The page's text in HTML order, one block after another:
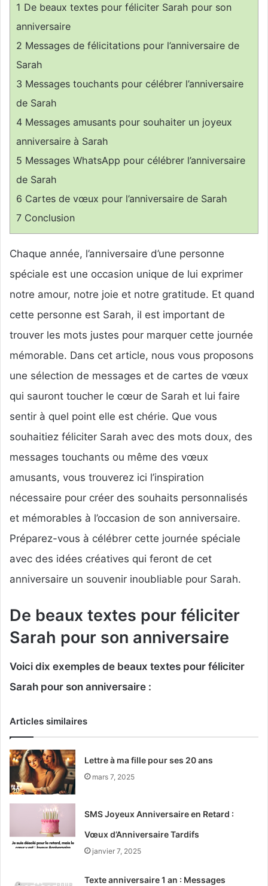
1 De beaux textes pour féliciter Sarah pour son
anniversaire
2 Messages de félicitations pour l’anniversaire de
Sarah
3 Messages touchants pour célébrer l’anniversaire
de Sarah
4 Messages amusants pour souhaiter un joyeux
anniversaire à Sarah
5 Messages WhatsApp pour célébrer l’anniversaire
de Sarah
6 Cartes de vœux pour l’anniversaire de Sarah
7 Conclusion
Chaque année, l’anniversaire d’une personne
spéciale est une occasion unique de lui exprimer
notre amour, notre joie et notre gratitude. Et quand
cette personne est Sarah, il est important de
trouver les mots justes pour marquer cette journée
mémorable. Dans cet article, nous vous proposons
une sélection de messages et de cartes de vœux
qui sauront toucher le cœur de Sarah et lui faire
sentir à quel point elle est chérie. Que vous
souhaitiez féliciter Sarah avec des mots doux, des
messages touchants ou même des vœux
amusants, vous trouverez ici l’inspiration
nécessaire pour créer des souhaits personnalisés
et mémorables à l’occasion de son anniversaire.
Préparez-vous à célébrer cette journée spéciale
avec des idées créatives qui feront de cet
anniversaire un souvenir inoubliable pour Sarah.
De beaux textes pour féliciter
Sarah pour son anniversaire
Voici dix exemples de beaux textes pour féliciter
Sarah pour son anniversaire :
Articles similaires
Lettre à ma fille pour ses 20 ans
mars 7, 2025
SMS Joyeux Anniversaire en Retard :
Vœux d’Anniversaire Tardifs
janvier 7, 2025
Texte anniversaire 1 an : Messages